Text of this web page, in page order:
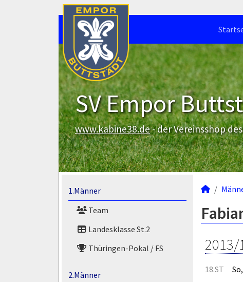
SV Empor
www.kabine38.de- der Vereinsshop
1.Männer
Team
Landesklasse St.2
Thüringen-Pokal / FS
2.Männer
2013/
18.ST